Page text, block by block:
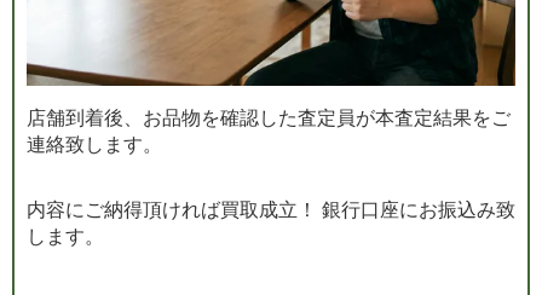
店舗到着後、お品物を確認した査定員が本査定結果をご
連絡致します。
内容にご納得頂ければ買取成立！ 銀行口座にお振込み致
します。